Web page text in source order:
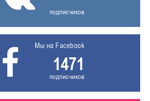
подписчиков
Мы на Facebook
1471
подписчиков